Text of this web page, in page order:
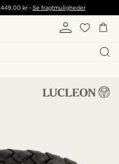
449,00 kr- Se fragtmuligheder